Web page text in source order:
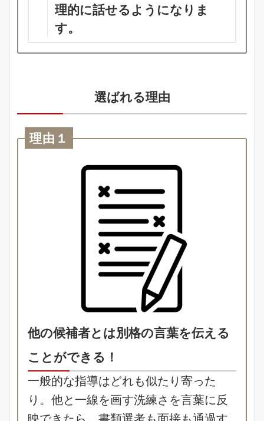
理的に話せるようになりま
す。
選ばれる理由
理由１
他の候補者とは別格の言葉を伝える
ことができる！
一般的な指導はどれも似たり寄った
り。他と一線を画す洗練さを言葉に反